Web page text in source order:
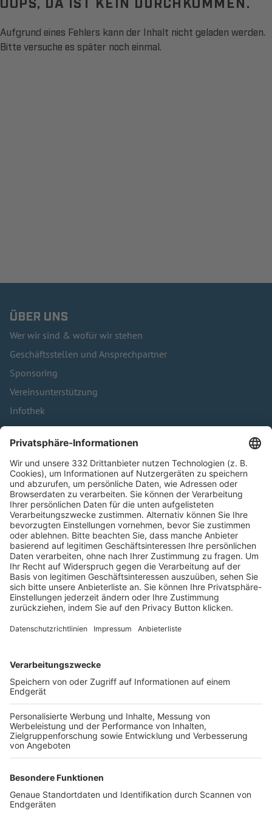
Aufgrund eines Fehlers kann der Inhalt nicht geladen werden.
Bitte versuche es später noch einmal.
ÜBER UNS
Wer wir sind & wofür wir stehen
Geschäftsstellen und Ansprechpartner
Sponsoring
Vereinsunterstützung
Infothek
Kontakt
HÄUFIG BESUCHTE SEITEN
Pässe und Vereinswechsel
Trainerausbildung
Schulungsangebot Vereinsmitarbeiter
BFV-Geschäftsstellen
Trainerbörse
Login SpielPlus
FOLGE DEM BFV
TOP-VEREINE
TOP-PARTNER